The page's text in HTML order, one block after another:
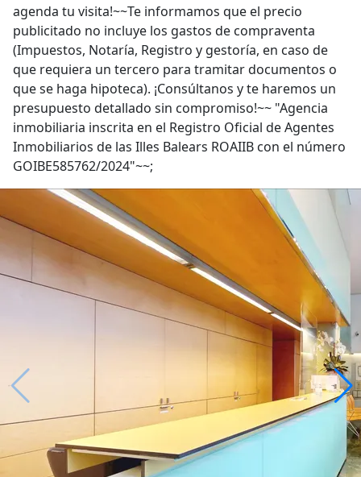
agenda tu visita!~~Te informamos que el precio
publicitado no incluye los gastos de compraventa
(Impuestos, Notaría, Registro y gestoría, en caso de
que requiera un tercero para tramitar documentos o
que se haga hipoteca). ¡Consúltanos y te haremos un
presupuesto detallado sin compromiso!~~ "Agencia
inmobiliaria inscrita en el Registro Oficial de Agentes
Inmobiliarios de las Illes Balears ROAIIB con el número
GOIBE585762/2024"~~;